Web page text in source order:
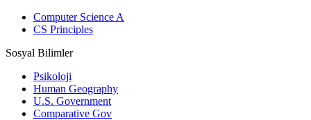
Computer Science A
CS Principles
Sosyal Bilimler
Psikoloji
Human Geography
U.S. Government
Comparative Gov